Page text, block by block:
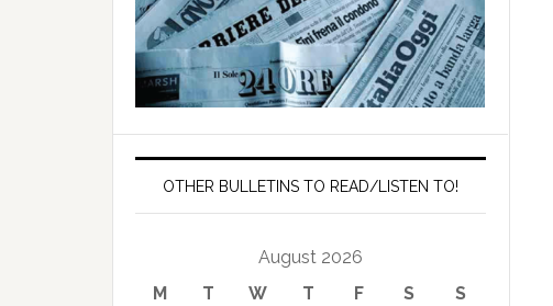
OTHER BULLETINS TO READ/LISTEN TO!
August 2026
M
T W T F S S